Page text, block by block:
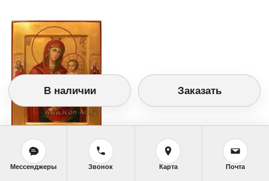
Православный календарь
<<Среда, 22 Ноября (9 Ноября по старому
В наличии Заказать
Мессенджеры Звонок Карта Почта